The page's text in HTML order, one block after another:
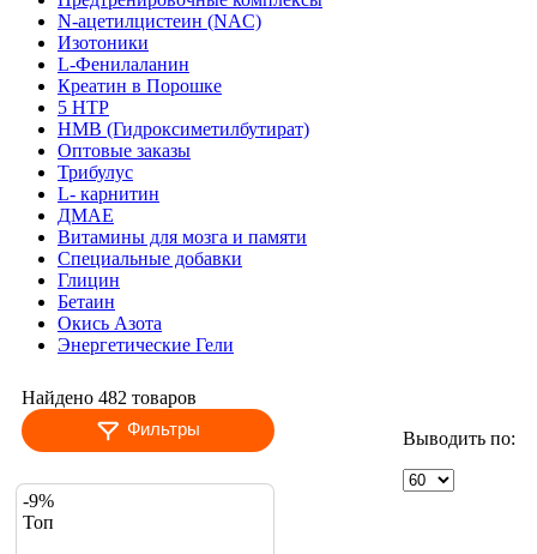
N-ацетилцистеин (NAC)
Изотоники
L-Фенилаланин
Креатин в Порошке
5 HTP
HMB (Гидроксиметилбутират)
Оптовые заказы
Трибулус
L- карнитин
ДМАЕ
Витамины для мозга и памяти
Специальные добавки
Глицин
Бетаин
Окись Азота
Энергетические Гели
Найдено 482 товаров
Фильтры
Выводить по:
-9%
Топ